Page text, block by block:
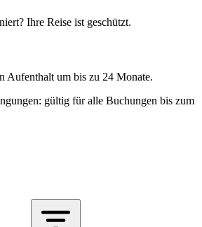
Ihre Reise ist geschützt.
Aufenthalt um bis zu 24 Monate.
gültig für alle Buchungen bis zum